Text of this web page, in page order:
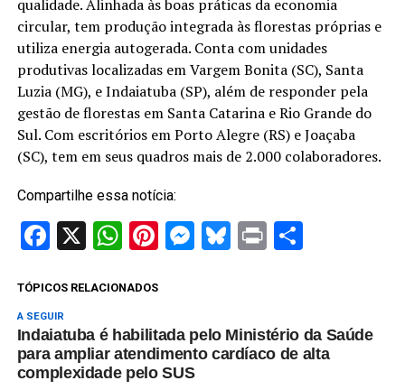
qualidade. Alinhada às boas práticas da economia
circular, tem produção integrada às florestas próprias e
utiliza energia autogerada. Conta com unidades
produtivas localizadas em Vargem Bonita (SC), Santa
Luzia (MG), e Indaiatuba (SP), além de responder pela
gestão de florestas em Santa Catarina e Rio Grande do
Sul. Com escritórios em Porto Alegre (RS) e Joaçaba
(SC), tem em seus quadros mais de 2.000 colaboradores.
Compartilhe essa notícia:
Facebook
X WhatsApp
Pinterest
Messenger
Bluesky
PrintShare
TÓPICOS RELACIONADOS
A SEGUIR
Indaiatuba é habilitada pelo Ministério da Saúde
para ampliar atendimento cardíaco de alta
complexidade pelo SUS